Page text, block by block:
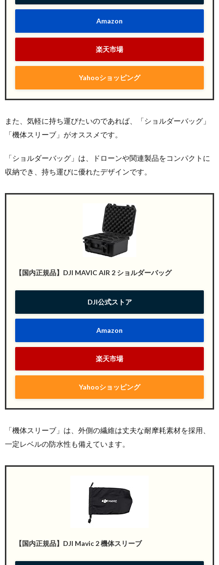
Amazon
楽天市場
Yahooショッピング
また、気軽に持ち運びたいのであれば、「ショルダーバッグ」
「機体スリーブ」がオススメです。
「ショルダーバッグ」は、ドローンや関連製品をコンパクトに
収納でき、持ち運びに優れたデザインです。
【国内正規品】DJI MAVIC AIR 2 ショルダーバッグ
DJI公式ストア
Amazon
楽天市場
Yahooショッピング
「機体スリーブ」は、外側の繊維は丈夫な耐摩耗素材を採用、
一定レベルの防水性も備えています。
【国内正規品】DJI Mavic 2 機体スリーブ